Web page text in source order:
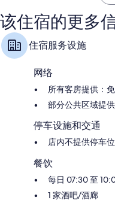
点
评
该住宿的更多
住宿服务设施
网络
所有客房提供：
部分公共区域提
停车设施和交通
店内不提供停车位
餐饮
每日 07:30 至
1 家酒吧/酒廊